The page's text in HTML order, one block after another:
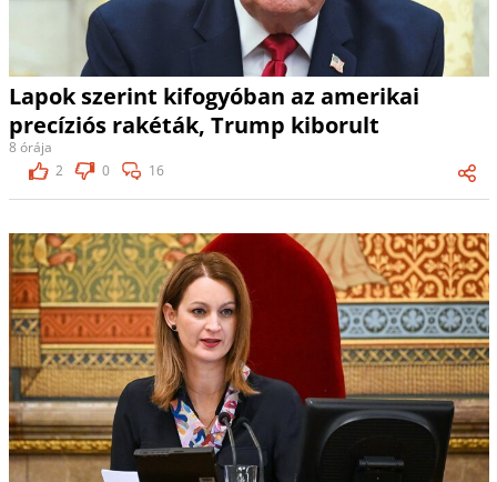
Lapok szerint kifogyóban az amerikai
precíziós rakéták, Trump kiborult
8 órája
2
0 16